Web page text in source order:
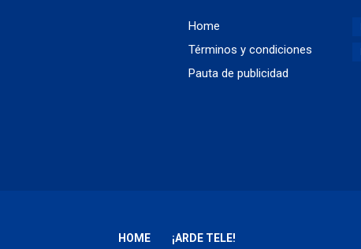
Home
Términos y condiciones
Pauta de publicidad
HOME ¡ARDE TELE!